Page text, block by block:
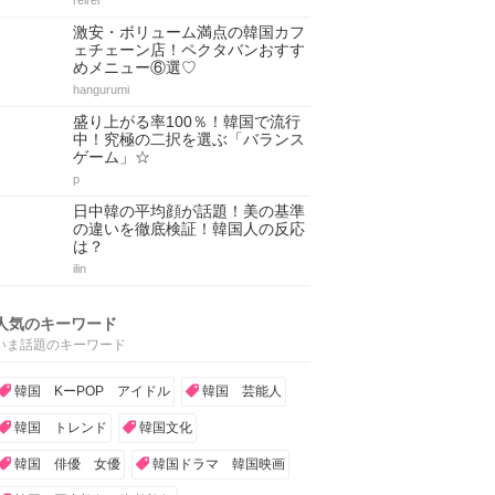
激安・ボリューム満点の韓国カフ
ェチェーン店！ペクタバンおすす
めメニュー⑥選♡
hangurumi
盛り上がる率100％！韓国で流行
中！究極の二択を選ぶ「バランス
ゲーム」☆
p
日中韓の平均顔が話題！美の基準
の違いを徹底検証！韓国人の反応
は？
ilin
気のキーワード
ま話題のキーワード
韓国 KーPOP アイドル 韓国 芸能人
韓国 トレンド 韓国文化
韓国 俳優 女優 韓国ドラマ 韓国映画